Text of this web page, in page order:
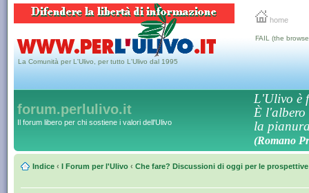
home
La Comunità per L'Ulivo, per tutto L'Ulivo dal 1995
FAIL (the
forum.perlulivo.it
Il forum libero per chi sostiene i valori dell'Ulivo
L'Ulivo è
È l'albero
la
(Romano
Indice ‹ I Forum per l'Ulivo ‹ Che fare? Discussioni di oggi per le